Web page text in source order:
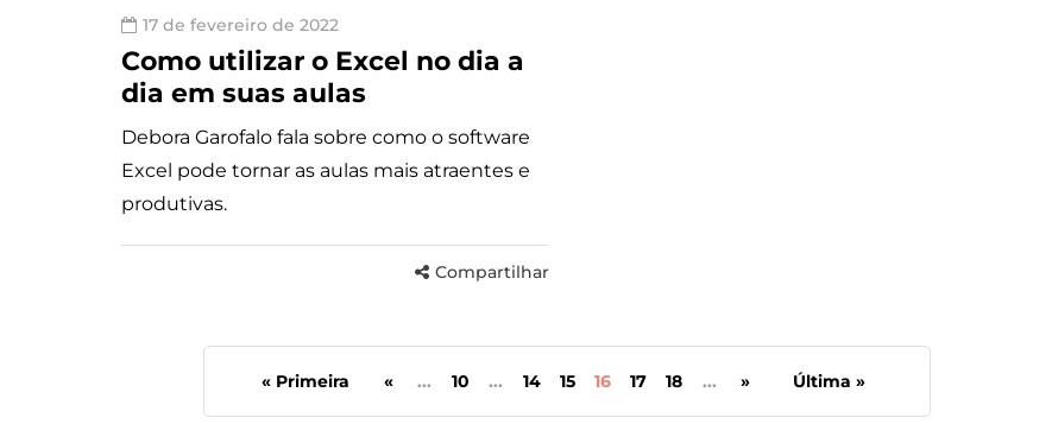
17 de fevereiro de 2022
Como utilizar o Excel no dia a
dia em suas aulas
Debora Garofalo fala sobre como o software
Excel pode tornar as aulas mais atraentes e
produtivas.
Compartilhar
« Primeira « ... 10 ... 14 15 16 17 18 ... » Última »